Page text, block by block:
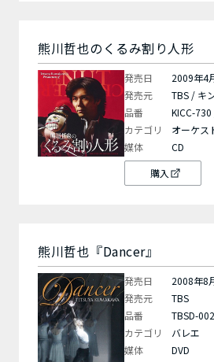
熊川哲也のくるみ割り人形
発売日
2009年4
発売元
TBS / キ
品番
KICC-730
カテゴリ
オーケス
媒体
CD
購入
熊川哲也『Dancer』
発売日
2008年8
発売元
TBS
品番
TBSD-
カテゴリ
バレエ
媒体
DVD